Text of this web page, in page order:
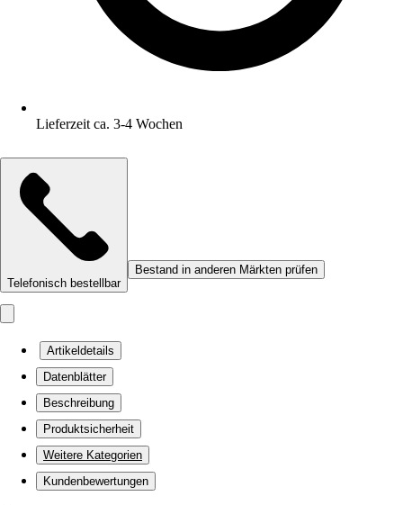
Lieferzeit ca. 3-4 Wochen
Telefonisch bestellbar
Bestand in anderen Märkten prüfen
Artikeldetails
Datenblätter
Beschreibung
Produktsicherheit
Weitere Kategorien
Kundenbewertungen